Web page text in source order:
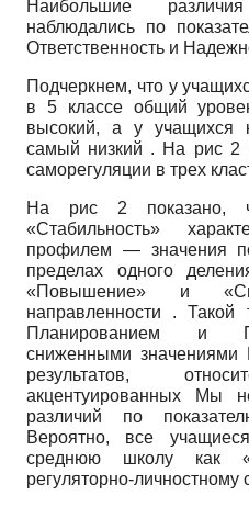
Наибольшие
наблюдались по
Ответственность и
Подчеркнем, что у
в 5 классе общий
высокий, а у учащихся
самый низкий . На рис 2
саморегуляции в трех
На рис 2 показано,
«Стабильность»
профилем — значения
пределах одного
«Повышение» и
направленности .
Планированием и
сниженными значениями
результатов,
акцентуированных Мы
различий по
Вероятно, все
среднюю школу как
регуляторно-личностному